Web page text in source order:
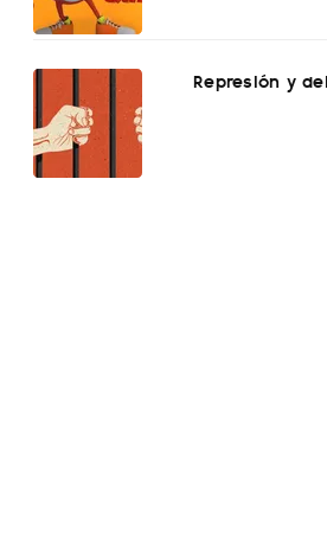
Represión y